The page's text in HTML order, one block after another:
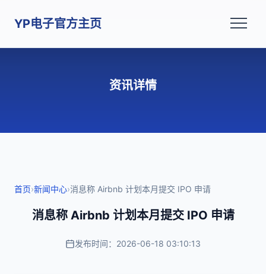
YP电子官方主页
资讯详情
首页›新闻中心›消息称 Airbnb 计划本月提交 IPO 申请
消息称 Airbnb 计划本月提交 IPO 申请
发布时间：2026-06-18 03:10:13